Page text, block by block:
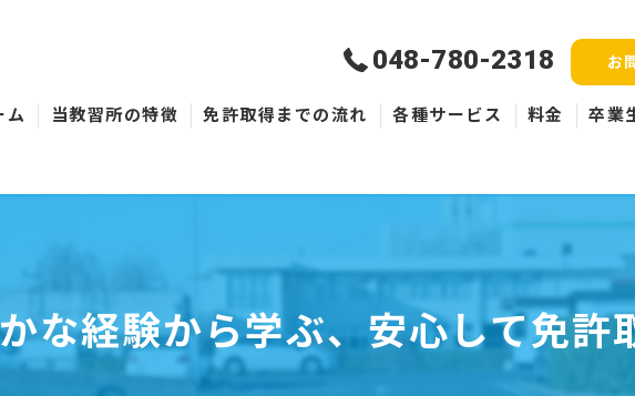
048-780-2318 お
ム 当教習所の特徴 免許取得までの流れ 各種サービス
ペーパードライバー
料金 卒業
な経験から学ぶ、安心して免許